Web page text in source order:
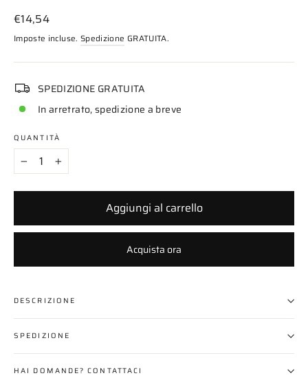
Prezzo
di
listino
€14,54
Imposte incluse. Spedizione GRATUITA.
SPEDIZIONE GRATUITA
In arretrato, spedizione a breve
QUANTITÀ
+
Aggiungi al carrello
Acquista ora
DESCRIZIONE
SPEDIZIONE
HAI DOMANDE? CONTATTACI